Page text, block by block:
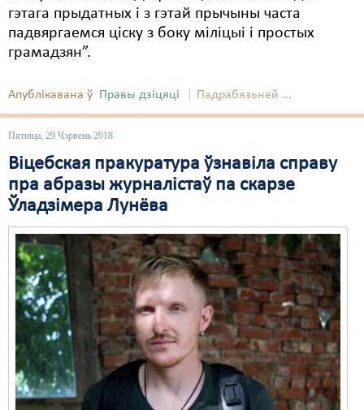
гэтага прыдатных і з гэтай прычыны часта
падвяргаемся ціску з боку міліцыі і простых
грамадзян”.
Апублікавана ў Правы дзіцяці Падрабязьней ...
Пятніца, 29 Чэрвень 2018
Віцебская пракуратура ўзнавіла справу
пра абразы журналістаў па скарзе
Ўладзімера Лунёва